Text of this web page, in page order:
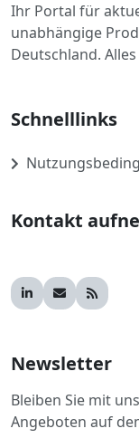
Ihr Portal für
unabhängige
Deutschland.
Schnelllinks
Kontakt
Newsletter
Bleiben Sie mit
Angeboten auf